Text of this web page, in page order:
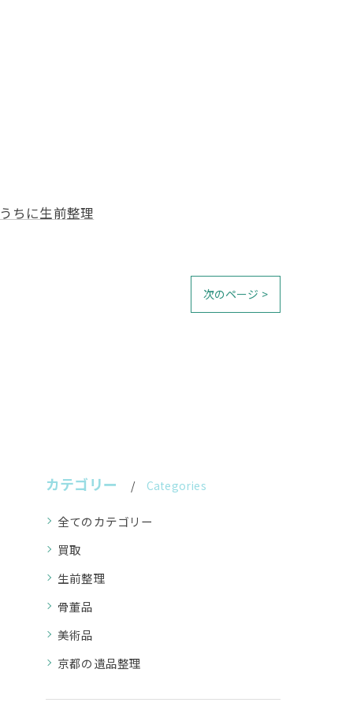
ちに生前整理
次のページ >
カテゴリー Categories
全てのカテゴリー
買取
生前整理
骨董品
美術品
京都の遺品整理